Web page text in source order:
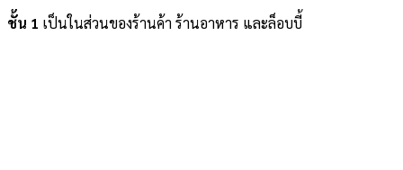
ชั้น 1 เป็นในส่วนของร้านค้า ร้านอาหาร และล็อบบี้